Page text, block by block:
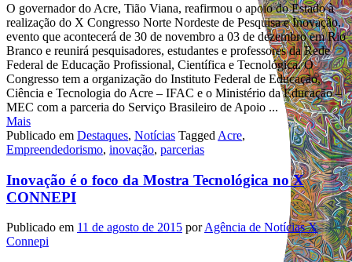
O governador do Acre, Tião Viana, reafirmou o apoio do Estado à
realização do X Congresso Norte Nordeste de Pesquisa e Inovação,
evento que acontecerá de 30 de novembro a 03 de dezembro em Rio
Branco e reunirá pesquisadores, estudantes e professores da Rede
Federal de Educação Profissional, Científica e Tecnológica. O
Congresso tem a organização do Instituto Federal de Educação,
Ciência e Tecnologia do Acre – IFAC e o Ministério da Educação –
MEC com a parceria do Serviço Brasileiro de Apoio ...
Mais
Publicado em Destaques, Notícias Tagged Acre,
Empreendedorismo, inovação, parcerias
Inovação é o foco da Mostra Tecnológica no X
CONNEPI
Publicado em 11 de agosto de 2015 porAgência de Notícias X
Connepi